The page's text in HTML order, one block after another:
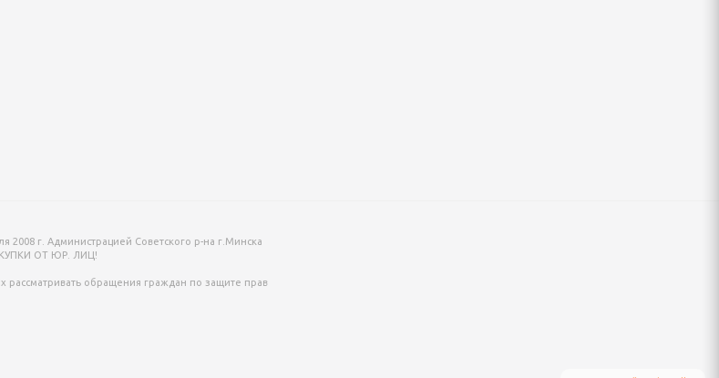
2008 г. Администрацией Советского р-на г.Минска
ОТ ЮР. ЛИЦ!
рассматривать обращения граждан по защите прав